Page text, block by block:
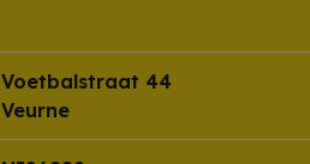
Voetbalstraat 44
Veurne